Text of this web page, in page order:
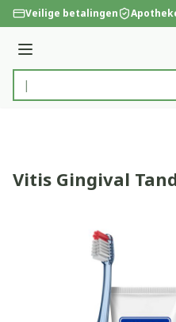
Ga naar de inhoud
Veilige betalingen
Menu
Product, merk, categorie...
Vitis Gingival